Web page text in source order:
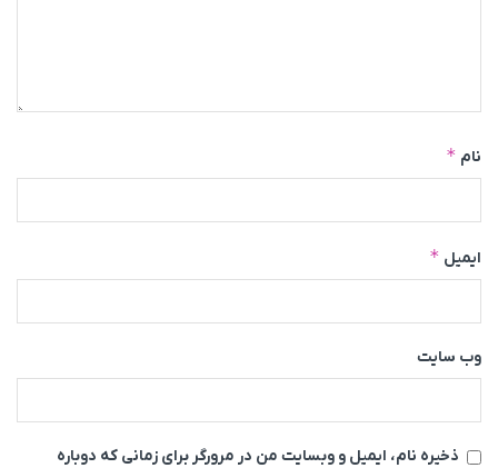
نام *
ایمیل *
وب‌ سایت
ذخیره نام، ایمیل و وبسایت من در مرورگر برای زمانی که دوباره